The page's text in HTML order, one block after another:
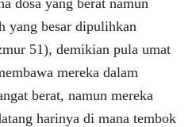
dosa yang berat namun
yang besar dipulihkan
51), demikian pula umat
mereka dalam
berat, namun mereka
harinya di mana tembok